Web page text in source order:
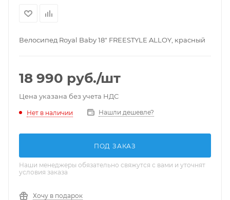
Велосипед Royal Baby 18" FREESTYLE ALLOY, красный
18 990 руб./шт
Цена указана без учета НДС
Нет в наличии Нашли дешевле?
ПОД ЗАКАЗ
Наши менеджеры обязательно свяжутся с вами и уточнят
условия заказа
Хочу в подарок